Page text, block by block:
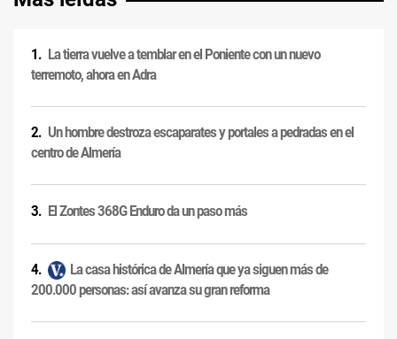
La tierra vuelve a temblar en el Poniente con un nuevo
terremoto, ahora en Adra
Un hombre destroza escaparates y portales a pedradas en el
centro de Almería
El Zontes 368G Enduro da un paso más
La casa histórica de Almería que ya siguen más de
200.000 personas: así avanza su gran reforma